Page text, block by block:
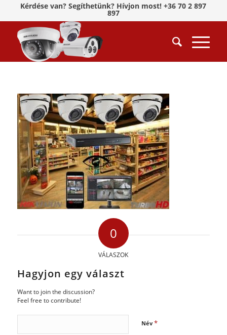
Kérdése van? Segíthetünk? Hívjon most! +36 70 2 897
897
0
VÁLASZOK
Hagyjon egy választ
Want to join the discussion?
Feel free to contribute!
Név *